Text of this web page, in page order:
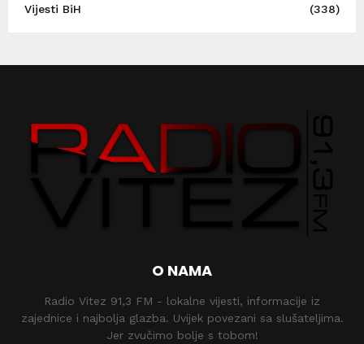
Vijesti BiH
(338)
O NAMA
Radio Vitez 91,3 FM - lokalne vijesti, informacije iz
zajednice i najbolja glazba. Uvijek povezani sa slušateljima.
Jer zvučimo bolje s tobom!